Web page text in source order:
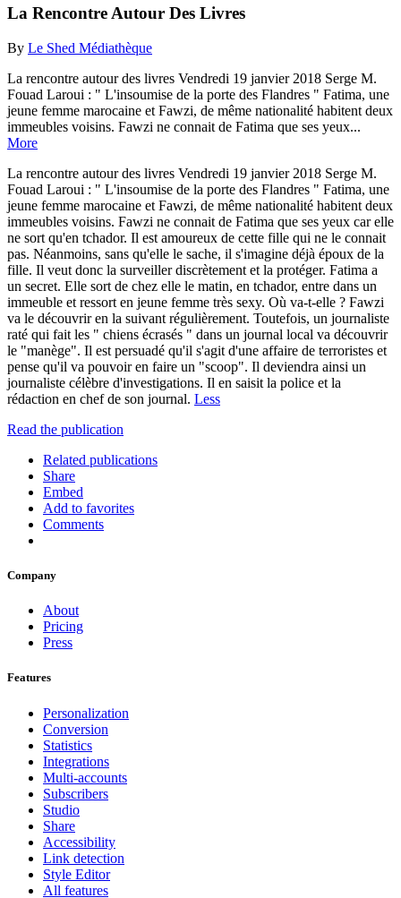
La Rencontre Autour Des Livres
By Le Shed Médiathèque
La rencontre autour des livres Vendredi 19 janvier 2018 Serge M.
Fouad Laroui : " L'insoumise de la porte des Flandres " Fatima, une
jeune femme marocaine et Fawzi, de même nationalité habitent deux
immeubles voisins. Fawzi ne connait de Fatima que ses yeux...
More
La rencontre autour des livres Vendredi 19 janvier 2018 Serge M.
Fouad Laroui : " L'insoumise de la porte des Flandres " Fatima, une
jeune femme marocaine et Fawzi, de même nationalité habitent deux
immeubles voisins. Fawzi ne connait de Fatima que ses yeux car elle
ne sort qu'en tchador. Il est amoureux de cette fille qui ne le connait
pas. Néanmoins, sans qu'elle le sache, il s'imagine déjà époux de la
fille. Il veut donc la surveiller discrètement et la protéger. Fatima a
un secret. Elle sort de chez elle le matin, en tchador, entre dans un
immeuble et ressort en jeune femme très sexy. Où va-t-elle ? Fawzi
va le découvrir en la suivant régulièrement. Toutefois, un journaliste
raté qui fait les " chiens écrasés " dans un journal local va découvrir
le "manège". Il est persuadé qu'il s'agit d'une affaire de terroristes et
pense qu'il va pouvoir en faire un "scoop". Il deviendra ainsi un
journaliste célèbre d'investigations. Il en saisit la police et la
rédaction en chef de son journal. Less
Read the publication
Related publications
Share
Embed
Add to favorites
Comments
Company
About
Pricing
Press
Features
Personalization
Conversion
Statistics
Integrations
Multi-accounts
Subscribers
Studio
Share
Accessibility
Link detection
Style Editor
All features